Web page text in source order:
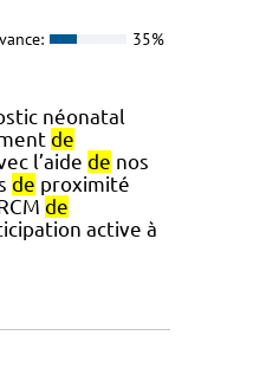
35%
néonatal
de
l’aide de nos
de proximité
de
active à